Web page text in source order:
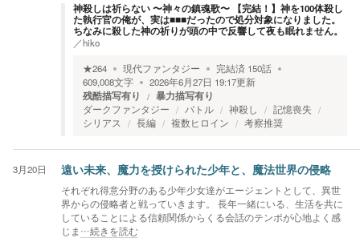
神殺しは祈らない 〜神々の鎮魂歌〜 【完結！】神を100体殺し
た執行官の俺が、実は■■■だったので処分対象になりました。
ちなみに殺した神の祈りが頭の中で反響して夜も眠れません。
／hiko
★264 現代ファンタジー 完結済 150話
609,008文字 2026年6月27日 19:17更新
残酷描写有り 暴力描写有り
ダークファンタジー バトル 神殺し
記憶喪失
シリアス
長編 複数ヒロイン 考察推奨
3月20日 遠い未来、魔力を授けられた少年と、魔法世界の侵略
それぞれ得意分野のある少年少女達がエージェントとして、異世
界からの侵略者と戦っていきます。 長年一緒にいる、生活を共に
していることによる信頼関係からくる会話のテンポが心地よく感
じま …続きを読む